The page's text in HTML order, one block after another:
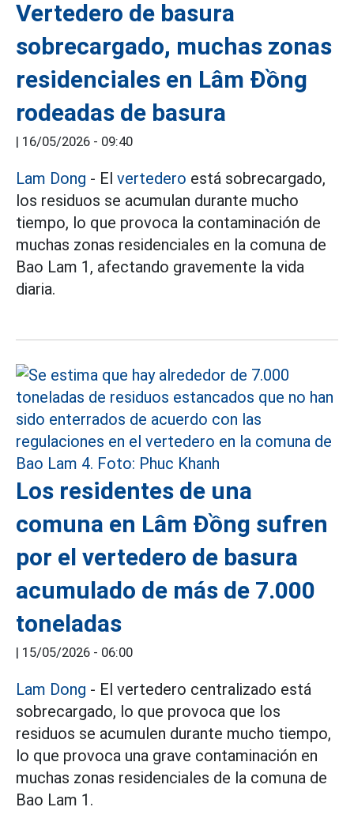
Vertedero de basura
sobrecargado, muchas zonas
residenciales en Lâm Đồng
rodeadas de basura
| 16/05/2026 - 09:40
Lam Dong - El vertedero está sobrecargado,
los residuos se acumulan durante mucho
tiempo, lo que provoca la contaminación de
muchas zonas residenciales en la comuna de
Bao Lam 1, afectando gravemente la vida
diaria.
Los residentes de una
comuna en Lâm Đồng sufren
por el vertedero de basura
acumulado de más de 7.000
toneladas
| 15/05/2026 - 06:00
Lam Dong - El vertedero centralizado está
sobrecargado, lo que provoca que los
residuos se acumulen durante mucho tiempo,
lo que provoca una grave contaminación en
muchas zonas residenciales de la comuna de
Bao Lam 1.